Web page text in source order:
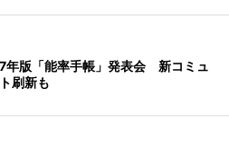
年版「能率手帳」発表会 新コミュ
刷新も